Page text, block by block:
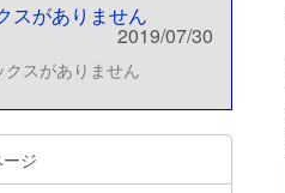
スがありません
2019/07/30
クスがありません
ージ